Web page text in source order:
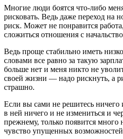
Многие люди боятся что-либо
рисковать. Ведь даже переход на
риск. Может не понравится
сложиться отношения с
Ведь проще стабильно иметь
словами все равно за такую
больше нет и меня никто не
своей жизни — надо рискнуть, а
страшно.
Если вы сами не решитесь ничего
в ней ничего и не измениться и
прежнему, только появится много
чувство упущенных